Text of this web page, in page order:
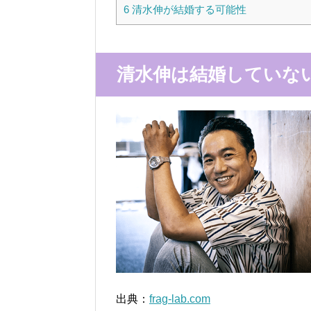
6 清水伸が結婚する可能性
清水伸は結婚していな
出典： frag-lab.com